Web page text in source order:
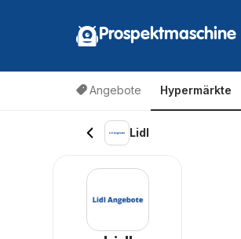
Prospektmaschine
Angebote Hypermärkte
Lidl